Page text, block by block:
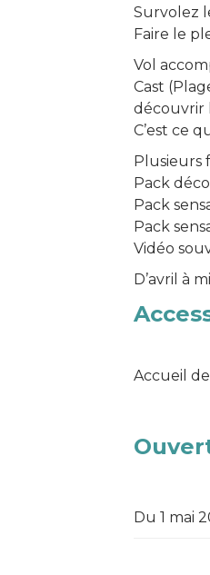
Survolez
Faire le
Vol
Cast
découvrir
C’est ce
Plusieurs
Pack
Pack
Pack
Vidéo
D’avril à
Accueil
Du 1 mai